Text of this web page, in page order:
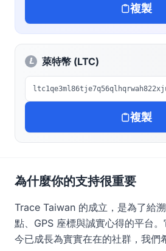
複製
萊特幣 (LTC)
複製
為什麼你的支持很重要
Trace Taiwan 的成立，是為了給
點、GPS 座標與誠實心得的平台
今已成長為實實在在的社群，我們